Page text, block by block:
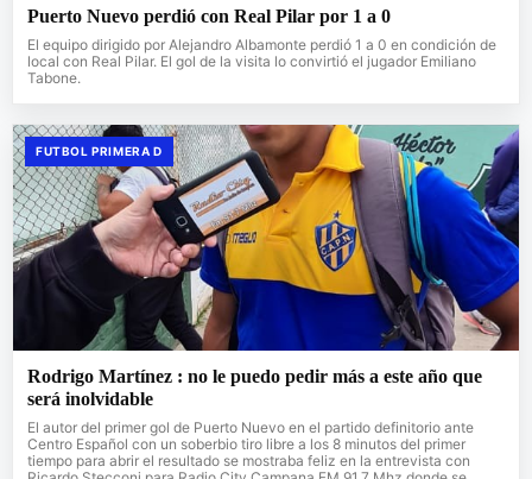
Puerto Nuevo perdió con Real Pilar por 1 a 0
El equipo dirigido por Alejandro Albamonte perdió 1 a 0 en condición de
local con Real Pilar. El gol de la visita lo convirtió el jugador Emiliano
Tabone.
FUTBOL PRIMERA D
Rodrigo Martínez : no le puedo pedir más a este año que
será inolvidable
El autor del primer gol de Puerto Nuevo en el partido definitorio ante
Centro Español con un soberbio tiro libre a los 8 minutos del primer
tiempo para abrir el resultado se mostraba feliz en la entrevista con